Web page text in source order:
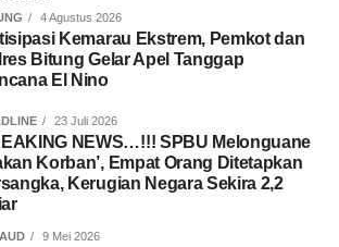
4 Agustus 2026
Kemarau Ekstrem, Pemkot dan
Bitung Gelar Apel Tanggap
El Nino
23 Juli 2026
NEWS…!!! SPBU Melonguane
Korban’, Empat Orang Ditetapkan
Kerugian Negara Sekira 2,2
9 Mei 2026